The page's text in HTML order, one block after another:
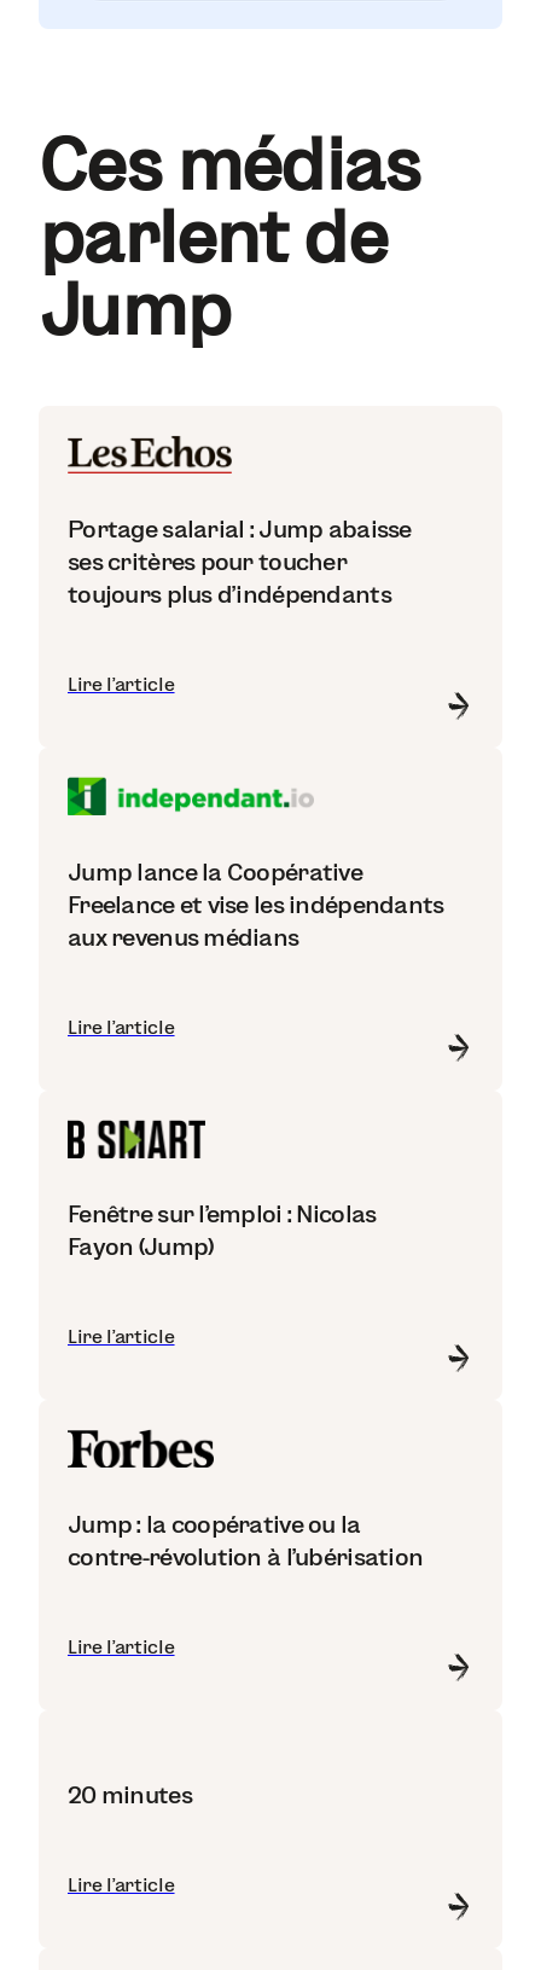
Ces médias
parlent de
Jump
Portage salarial : Jump abaisse
ses critères pour toucher
toujours plus d'indépendants
Lire l'article
Jump lance la Coopérative
Freelance et vise les indépendants
aux revenus médians
Lire l'article
Fenêtre sur l'emploi : Nicolas
Fayon (Jump)
Lire l'article
Jump : la coopérative ou la
contre-révolution à l’ubérisation
Lire l'article
20 minutes
Lire l'article